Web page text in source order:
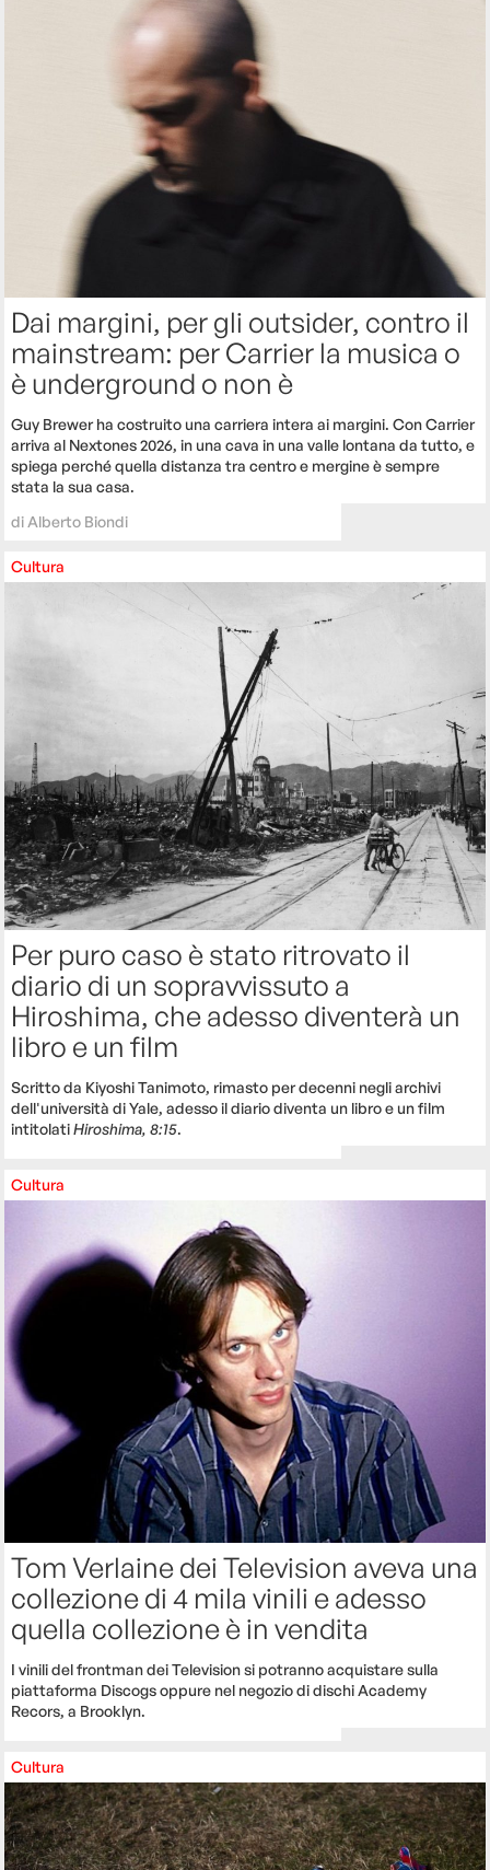
Dai margini, per gli outsider, contro il
mainstream: per Carrier la musica o
è underground o non è
Guy Brewer ha costruito una carriera intera ai margini. Con Carrier
arriva al Nextones 2026, in una cava in una valle lontana da tutto, e
spiega perché quella distanza tra centro e mergine è sempre
stata la sua casa.
di Alberto Biondi
Cultura
Per puro caso è stato ritrovato il
diario di un sopravvissuto a
Hiroshima, che adesso diventerà un
libro e un film
Scritto da Kiyoshi Tanimoto, rimasto per decenni negli archivi
dell'università di Yale, adesso il diario diventa un libro e un film
intitolatiHiroshima, 8:15.
Cultura
Tom Verlaine dei Television aveva una
collezione di 4 mila vinili e adesso
quella collezione è in vendita
I vinili del frontman dei Television si potranno acquistare sulla
piattaforma Discogs oppure nel negozio di dischi Academy
Recors, a Brooklyn.
Cultura